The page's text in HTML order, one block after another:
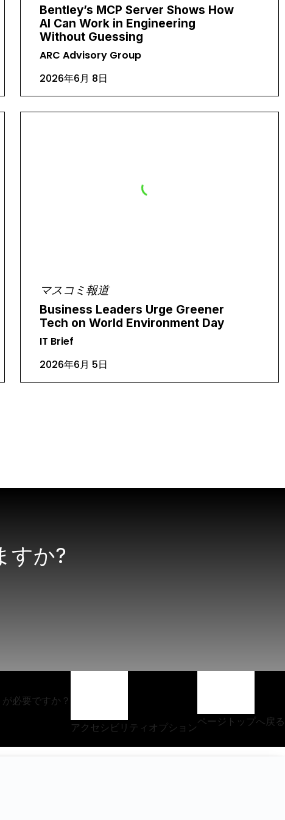
Bentley’s MCP Server Shows How
AI Can Work in Engineering
Without Guessing
ARC Advisory Group
2026年6月 8日
マスコミ報道
Business Leaders Urge Greener
Tech on World Environment Day
IT Brief
2026年6月 5日
すか?
必要ですか？
アクセシビリティオプションページトップへ戻る